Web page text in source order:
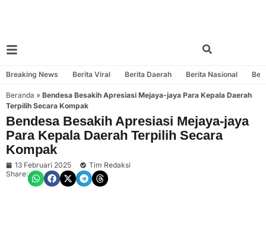
Breaking News Berita Viral Berita Daerah Berita Nasional
Beranda » Bendesa Besakih Apresiasi Mejaya-jaya Para Kepala Daerah
Terpilih Secara Kompak
Bendesa Besakih Apresiasi Mejaya-jaya
Para Kepala Daerah Terpilih Secara
Kompak
13 Februari 2025
Tim Redaksi
Share: